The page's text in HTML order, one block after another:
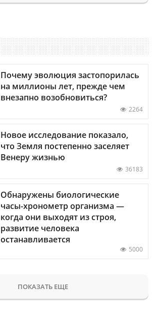
Почему эволюция застопорилась
на миллионы лет, прежде чем
внезапно возобновиться?
2264
Новое исследование показало,
что Земля постепенно заселяет
Венеру жизнью
36183
Обнаружены биологические
часы-хронометр организма —
когда они выходят из строя,
развитие человека
останавливается
5000
ПОКАЗАТЬ ЕЩЕ